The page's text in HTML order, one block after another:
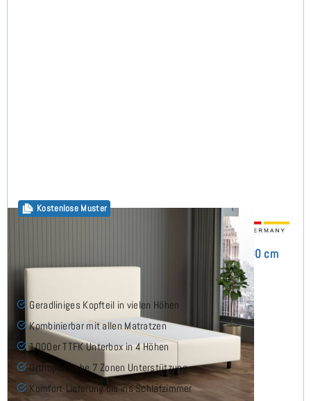
Kostenlose Muster
Arminius Boxspringbett ohne Matratze 240x200 cm
Geradliniges Kopfteil in vielen Höhen
Kombinierbar mit allen Matratzen
1000er TTFK Unterbox in 4 Höhen
Orthopädische 7 Zonen Unterstützung
Komfort-Lieferung bis ins Schlafzimmer